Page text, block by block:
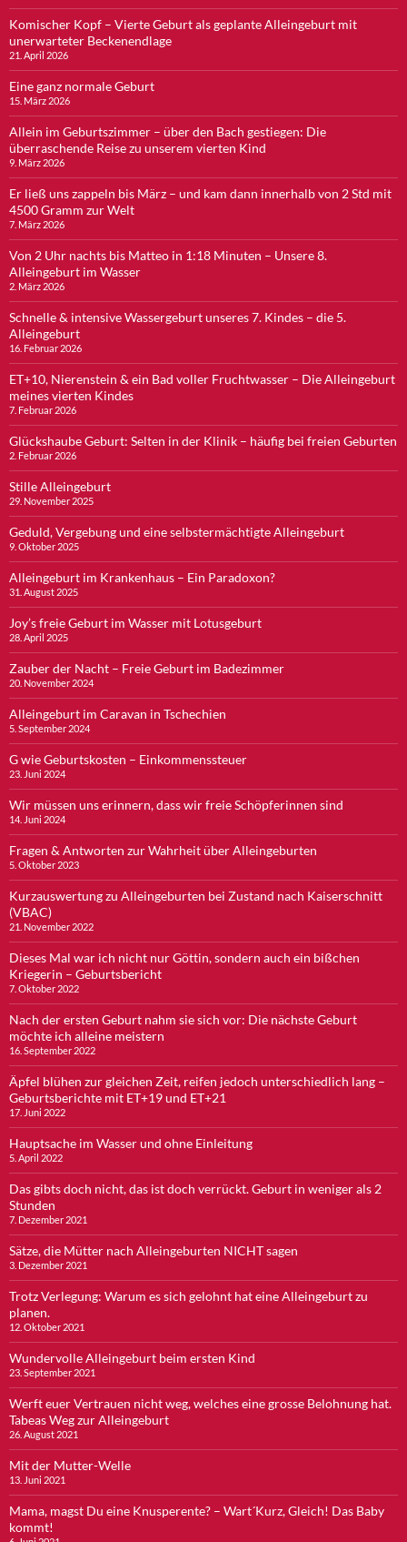
Komischer Kopf – Vierte Geburt als geplante Alleingeburt mit
unerwarteter Beckenendlage
21. April 2026
Eine ganz normale Geburt
15. März 2026
Allein im Geburtszimmer – über den Bach gestiegen: Die
überraschende Reise zu unserem vierten Kind
9. März 2026
Er ließ uns zappeln bis März – und kam dann innerhalb von 2 Std mit
4500 Gramm zur Welt
7. März 2026
Von 2 Uhr nachts bis Matteo in 1:18 Minuten – Unsere 8.
Alleingeburt im Wasser
2. März 2026
Schnelle & intensive Wassergeburt unseres 7. Kindes – die 5.
Alleingeburt
16. Februar 2026
ET+10, Nierenstein & ein Bad voller Fruchtwasser – Die Alleingeburt
meines vierten Kindes
7. Februar 2026
Glückshaube Geburt: Selten in der Klinik – häufig bei freien Geburten
2. Februar 2026
Stille Alleingeburt
29. November 2025
Geduld, Vergebung und eine selbstermächtigte Alleingeburt
9. Oktober 2025
Alleingeburt im Krankenhaus – Ein Paradoxon?
31. August 2025
Joy’s freie Geburt im Wasser mit Lotusgeburt
28. April 2025
Zauber der Nacht – Freie Geburt im Badezimmer
20. November 2024
Alleingeburt im Caravan in Tschechien
5. September 2024
G wie Geburtskosten – Einkommenssteuer
23. Juni 2024
Wir müssen uns erinnern, dass wir freie Schöpferinnen sind
14. Juni 2024
Fragen & Antworten zur Wahrheit über Alleingeburten
5. Oktober 2023
Kurzauswertung zu Alleingeburten bei Zustand nach Kaiserschnitt
(VBAC)
21. November 2022
Dieses Mal war ich nicht nur Göttin, sondern auch ein bißchen
Kriegerin – Geburtsbericht
7. Oktober 2022
Nach der ersten Geburt nahm sie sich vor: Die nächste Geburt
möchte ich alleine meistern
16. September 2022
Äpfel blühen zur gleichen Zeit, reifen jedoch unterschiedlich lang –
Geburtsberichte mit ET+19 und ET+21
17. Juni 2022
Hauptsache im Wasser und ohne Einleitung
5. April 2022
Das gibts doch nicht, das ist doch verrückt. Geburt in weniger als 2
Stunden
7. Dezember 2021
Sätze, die Mütter nach Alleingeburten NICHT sagen
3. Dezember 2021
Trotz Verlegung: Warum es sich gelohnt hat eine Alleingeburt zu
planen.
12. Oktober 2021
Wundervolle Alleingeburt beim ersten Kind
23. September 2021
Werft euer Vertrauen nicht weg, welches eine grosse Belohnung hat.
Tabeas Weg zur Alleingeburt
26. August 2021
Mit der Mutter-Welle
13. Juni 2021
Mama, magst Du eine Knusperente? – Wart´Kurz, Gleich! Das Baby
kommt!